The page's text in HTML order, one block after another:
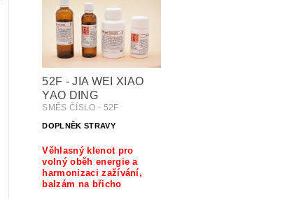
52F - JIA WEI XIAO
YAO DING
SMĚS ČÍSLO - 52F
DOPLNĚK STRAVY
Věhlasný klenot pro
volný oběh energie a
harmonizaci zažívání,
balzám na břicho